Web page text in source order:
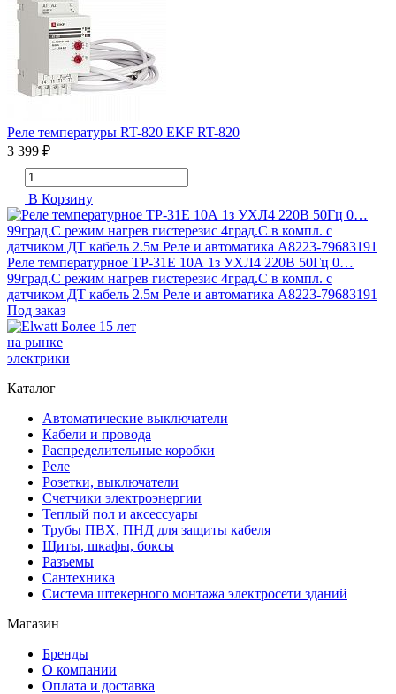
Реле температуры RT-820 EKF RT-820
3 399 ₽
В Корзину
Реле температурное ТР-31Е 10А 1з УХЛ4 220В 50Гц 0…
99град.C режим нагрев гистерезис 4град.C в компл. с
датчиком ДТ кабель 2.5м Реле и автоматика A8223-79683191
Под заказ
Более 15 лет
на рынке
электрики
Каталог
Автоматические выключатели
Кабели и провода
Распределительные коробки
Реле
Розетки, выключатели
Счетчики электроэнергии
Теплый пол и аксессуары
Трубы ПВХ, ПНД для защиты кабеля
Щиты, шкафы, боксы
Разъемы
Сантехника
Система штекерного монтажа электросети зданий
Магазин
Бренды
О компании
Оплата и доставка